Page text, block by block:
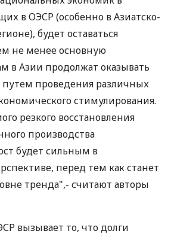
в ОЭСР (особенно в Азиатско-
будет оставаться
не менее основную
в Азии продолжат оказывать
путем проведения различных
стимулирования.
резкого восстановления
производства
будет сильным в
перед тем как станет
тренда",- считают авторы
вызывает то, что долги